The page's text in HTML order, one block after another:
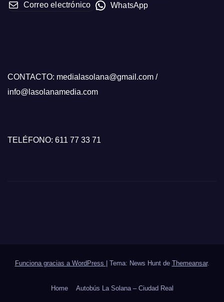
Correo electrónico
WhatsApp
CONTACTO: medialasolana@gmail.com /
info@lasolanamedia.com
TELÉFONO: 611 77 33 71
Funciona gracias a WordPress Tema: News Hunt de Themeansar.
Home Autobús La Solana – Ciudad Real